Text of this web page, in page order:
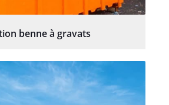
benne à gravats